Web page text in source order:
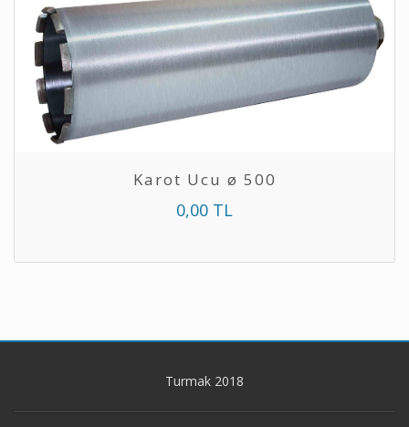
Karot Ucu ø 500
0,00 TL
Turmak 2018